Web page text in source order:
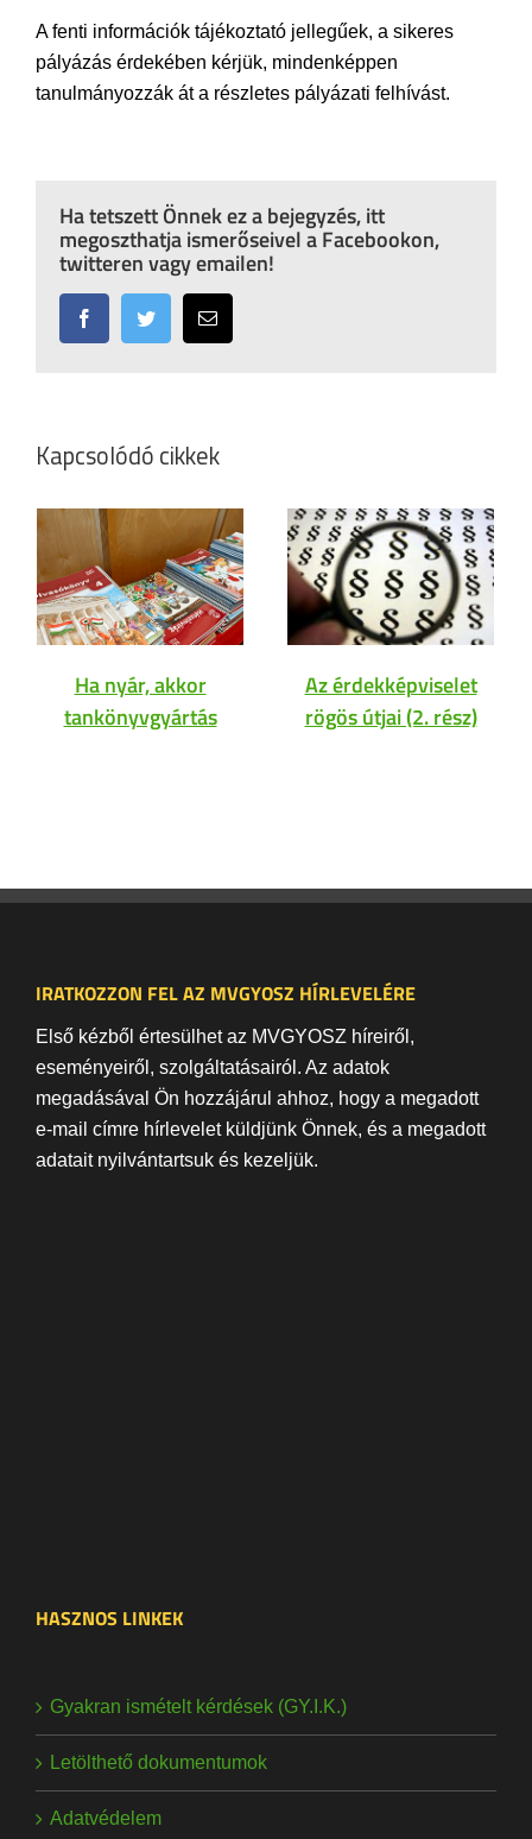
A fenti információk tájékoztató jellegűek, a sikeres
pályázás érdekében kérjük, mindenképpen
tanulmányozzák át a részletes pályázati felhívást.
Ha tetszett Önnek ez a bejegyzés, itt
megoszthatja ismerőseivel a Facebookon,
twitteren vagy emailen!
FacebookTwitter Email:
Kapcsolódó cikkek
Ha nyár, akkor
tankönyvgyártás
Az érdekképviselet
rögös útjai (2. rész)
IRATKOZZON FEL AZ MVGYOSZ HÍRLEVELÉRE
Első kézből értesülhet az MVGYOSZ híreiről,
eseményeiről, szolgáltatásairól. Az adatok
megadásával Ön hozzájárul ahhoz, hogy a megadott
e-mail címre hírlevelet küldjünk Önnek, és a megadott
adatait nyilvántartsuk és kezeljük.
HASZNOS LINKEK
Gyakran ismételt kérdések (GY.I.K.)
Letölthető dokumentumok
Adatvédelem